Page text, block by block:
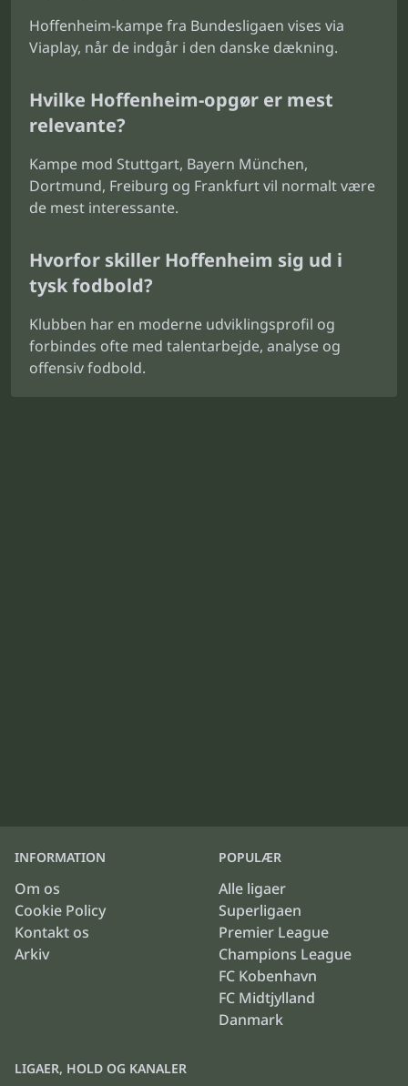
Hoffenheim-kampe fra Bundesligaen vises via
Viaplay, når de indgår i den danske dækning.
Hvilke Hoffenheim-opgør er mest
relevante?
Kampe mod Stuttgart, Bayern München,
Dortmund, Freiburg og Frankfurt vil normalt være
de mest interessante.
Hvorfor skiller Hoffenheim sig ud i
tysk fodbold?
Klubben har en moderne udviklingsprofil og
forbindes ofte med talentarbejde, analyse og
offensiv fodbold.
INFORMATION
Om os
Cookie Policy
Kontakt os
Arkiv
POPULÆR
Alle ligaer
Superligaen
Premier League
Champions League
FC Kobenhavn
FC Midtjylland
Danmark
LIGAER, HOLD OG KANALER